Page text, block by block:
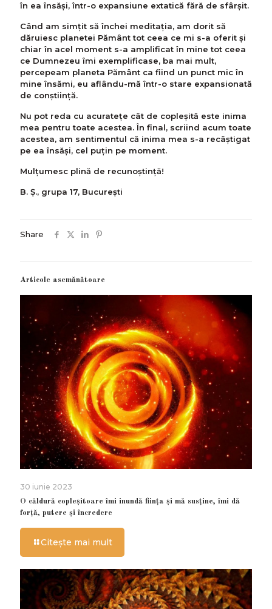
în ea însăşi, într-o expansiune extatică fără de sfârşit.
Când am simţit să închei meditaţia, am dorit să
dăruiesc planetei Pământ tot ceea ce mi s-a oferit şi
chiar în acel moment s-a amplificat în mine tot ceea
ce Dumnezeu îmi exemplificase, ba mai mult,
percepeam planeta Pământ ca fiind un punct mic în
mine însămi, eu aflându-mă într-o stare expansionată
de conştiinţă.
Nu pot reda cu acurateţe cât de copleşită este inima
mea pentru toate acestea. În final, scriind acum toate
acestea, am sentimentul că inima mea s-a recâştigat
pe ea însăşi, cel puţin pe moment.
Mulțumesc plină de recunoștință!
B. Ş., grupa 17, Bucureşti
Share
Articole asemănătoare
30 iunie 2023
O căldură copleșitoare îmi inundă ființa și mă susține, îmi dă
forță, putere și încredere
Citește mai mult